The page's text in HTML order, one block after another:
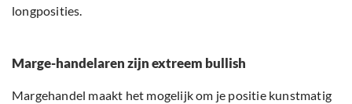
longposities.
Marge-handelaren zijn extreem bullish
Margehandel maakt het mogelijk om je positie kunstmatig